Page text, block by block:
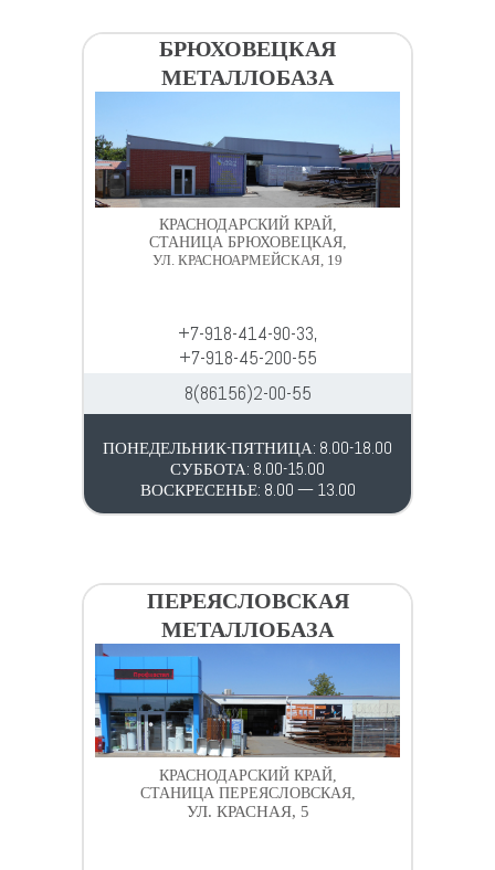
БРЮХОВЕЦКАЯ
МЕТАЛЛОБАЗА
КРАСНОДАРСКИЙ КРАЙ,
СТАНИЦА БРЮХОВЕЦКАЯ,
УЛ. КРАСНОАРМЕЙСКАЯ, 19
+7-918-414-90-33,
+7-918-45-200-55
8(86156)2-00-55
ПОНЕДЕЛЬНИК-ПЯТНИЦА: 8.00-18.00
СУББОТА: 8.00-15.00
ВОСКРЕСЕНЬЕ: 8.00 — 13.00
ПЕРЕЯСЛОВСКАЯ
МЕТАЛЛОБАЗА
КРАСНОДАРСКИЙ КРАЙ,
СТАНИЦА ПЕРЕЯСЛОВСКАЯ,
УЛ. КРАСНАЯ, 5